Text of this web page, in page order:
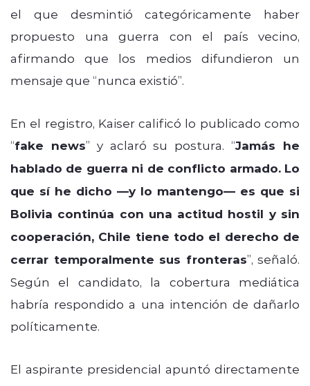
el que desmintió categóricamente haber
propuesto una guerra con el país vecino,
afirmando que los medios difundieron un
mensaje que “nunca existió”.
En el registro, Kaiser calificó lo publicado como
“fake news” y aclaró su postura. “Jamás he
hablado de guerra ni de conflicto armado. Lo
que sí he dicho —y lo mantengo— es que si
Bolivia continúa con una actitud hostil y sin
cooperación, Chile tiene todo el derecho de
cerrar temporalmente sus fronteras”, señaló.
Según el candidato, la cobertura mediática
habría respondido a una intención de dañarlo
políticamente.
El aspirante presidencial apuntó directamente